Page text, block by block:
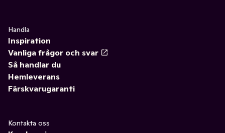
Handla
Inspiration
Vanliga frågor och svar
Så handlar du
Hemleverans
Färskvarugaranti
Kontakta oss